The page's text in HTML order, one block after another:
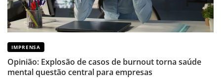
IMPRENSA
Opinião: Explosão de casos de burnout torna saúde
mental questão central para empresas